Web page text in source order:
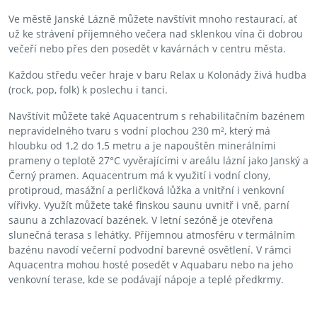
Ve městě Janské Lázně můžete navštívit mnoho restaurací, ať
už ke strávení příjemného večera nad sklenkou vína či dobrou
večeří nebo přes den posedět v kavárnách v centru města.
Každou středu večer hraje v baru Relax u Kolonády živá hudba
(rock, pop, folk) k poslechu i tanci.
Navštívit můžete také Aquacentrum s rehabilitačním bazénem
nepravidelného tvaru s vodní plochou 230 m², který má
hloubku od 1,2 do 1,5 metru a je napouštěn minerálními
prameny o teplotě 27°C vyvěrajícími v areálu lázní jako Janský a
Černý pramen. Aquacentrum má k využití i vodní clony,
protiproud, masážní a perličková lůžka a vnitřní i venkovní
vířivky. Využít můžete také finskou saunu uvnitř i vně, parní
saunu a zchlazovací bazének. V letní sezóně je otevřena
slunečná terasa s lehátky. Příjemnou atmosféru v termálním
bazénu navodí večerní podvodní barevné osvětlení. V rámci
Aquacentra mohou hosté posedět v Aquabaru nebo na jeho
venkovní terase, kde se podávají nápoje a teplé předkrmy.